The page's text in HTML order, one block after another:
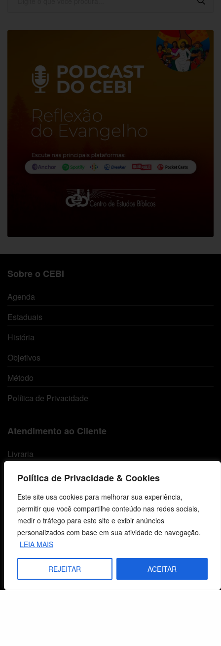
Política de Privacidade & Cookies
Este site usa cookies para melhorar sua experiência,
permitir que você compartilhe conteúdo nas redes sociais,
medir o tráfego para este site e exibir anúncios
personalizados com base em sua atividade de navegação.
LEIA MAIS
REJEITAR ACEITAR
Sobre o CEBI
Agenda
Estaduais
História
Objetivos
Método
Política de Privacidade
Atendimento ao Cliente
Livraria
Minha conta
Carrinho
Lista de Desejos
Termos e Condições
Centro de Estudos Bíblicos